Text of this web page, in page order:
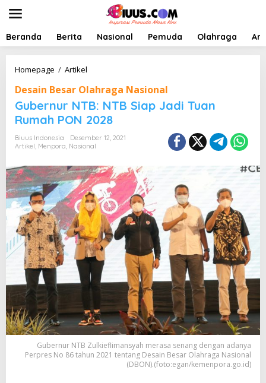
t
Beranda Berita Nasional Pemuda Olahraga
Homepage / Artikel
b
e
r
n
r
T
B
:
N
T
B
S
i
a
p
a
T
u
a
n
R
Desain Besar Olahraga Nasional
Gubernur NTB: NTB Siap Jadi Tuan
Rumah PON 2028
Biuus Indonesia
Desember 12, 2021
Artikel, Menpora, Nasional
Gubernur NTB Zulkieflimansyah merasa senang dengan adanya
Perpres No 86 tahun 2021 tentang Desain Besar Olahraga Nasional
(DBON).(foto:egan/kemenpora.go.id)